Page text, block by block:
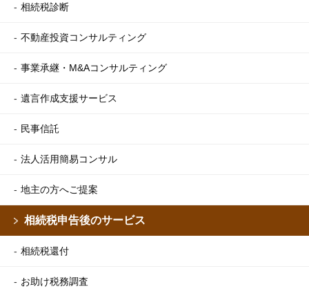
相続税診断
不動産投資コンサルティング
事業承継・M&Aコンサルティング
遺言作成支援サービス
民事信託
法人活用簡易コンサル
地主の方へご提案
相続税申告後のサービス
相続税還付
お助け税務調査